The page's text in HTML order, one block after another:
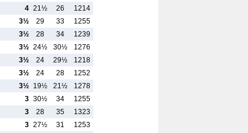
4 21½ 26
1214
3½ 29 33
1255
3½ 28 34
1239
3½ 24½ 30½
1276
3½ 24 29½
1218
3½ 24 28
1252
3½ 19½ 21½
1278
3 30½ 34
1255
3 28 35
1323
3 27½ 31
1253